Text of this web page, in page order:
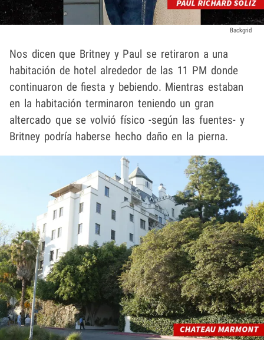
Backgrid
Nos dicen que Britney y Paul se retiraron a una
habitación de hotel alrededor de las 11 PM donde
continuaron de fiesta y bebiendo. Mientras estaban
en la habitación terminaron teniendo un gran
altercado que se volvió físico -según las fuentes- y
Britney podría haberse hecho daño en la pierna.